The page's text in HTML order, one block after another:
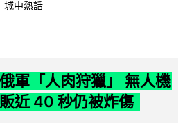
城中熱話
軍「人肉狩獵」 無人機
近 40 秒仍被炸傷